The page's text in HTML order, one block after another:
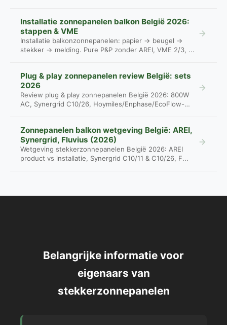
Installatie zonnepanelen balkon België 2026:
stappen & VME
Installatie balkonzonnepanelen: papier → beugel →
stekker → melding. Pure P&P zonder AREI, VME 2/3, ...
Plug & play zonnepanelen review België: sets
2026
Review plug & play zonnepanelen België 2026: 800W
AC, Synergrid C10/26, Hoymiles/Enphase/EcoFlow-
Zonnepanelen balkon wetgeving België: AREI,
Synergrid, Fluvius (2026)
Wetgeving stekkerzonnepanelen België 2026: AREI
product vs installatie, Synergrid C10/11 & C10/26, F...
Belangrijke informatie voor
eigenaars van
stekkerzonnepanelen